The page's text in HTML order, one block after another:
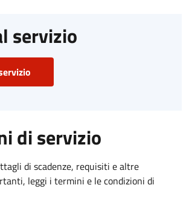
servizio
di servizio
di scadenze, requisiti e altre
leggi i termini e le condizioni di